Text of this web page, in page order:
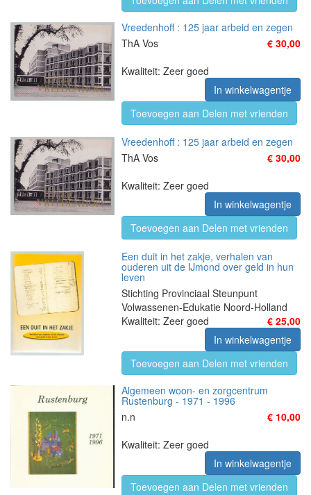
Vreedenhoff : 125 jaar arbeid en zegen
ThA Vos
€ 30,00
Kwaliteit: Zeer goed
In winkelwagentje
Toevoegen aan Delen met vrienden
Vreedenhoff : 125 jaar arbeid en zegen
ThA Vos
€ 30,00
Kwaliteit: Zeer goed
In winkelwagentje
Toevoegen aan Delen met vrienden
Een duit in het zakje, verhalen van
ouderen uit de IJmond over geld in hun
leven
Stichting Provinciaal Steunpunt
Volwassenen-Edukatie Noord-Holland
€ 25,00
Kwaliteit: Zeer goed
In winkelwagentje
Toevoegen aan Delen met vrienden
Algemeen woon- en zorgcentrum
Rustenburg - 1971 - 1996
n.n
€ 10,00
Kwaliteit: Zeer goed
In winkelwagentje
Toevoegen aan Delen met vrienden